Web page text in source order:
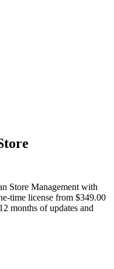
Store Management with
time license from $349.00
months of updates and